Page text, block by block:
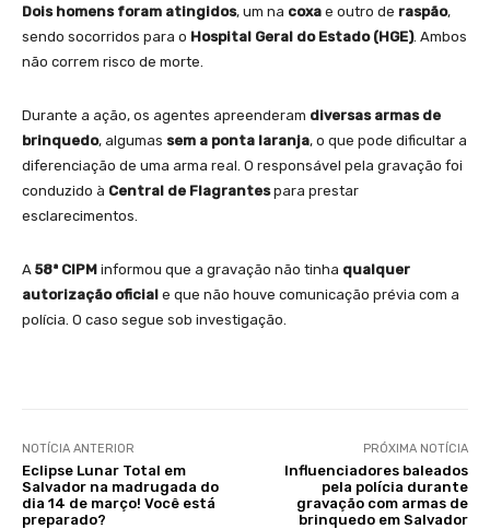
Dois homens foram atingidos, um na coxa e outro de raspão,
sendo socorridos para o Hospital Geral do Estado (HGE). Ambos
não correm risco de morte.
Durante a ação, os agentes apreenderam diversas armas de
brinquedo, algumas sem a ponta laranja, o que pode dificultar a
diferenciação de uma arma real. O responsável pela gravação foi
conduzido à Central de Flagrantespara prestar
esclarecimentos.
A 58ª CIPM informou que a gravação não tinha qualquer
autorização oficial e que não houve comunicação prévia com a
polícia. O caso segue sob investigação.
NOTÍCIA ANTERIOR
Eclipse Lunar Total em
Salvador na madrugada do
dia 14 de março! Você está
preparado?
PRÓXIMA NOTÍCIA
Influenciadores baleados
pela polícia durante
gravação com armas de
brinquedo em Salvador